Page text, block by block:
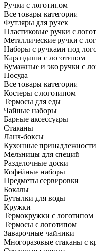
Ручки с логотипом
Все товары категории
Футляры для ручек
Пластиковые ручки с
Металлические ручки с
Наборы с ручками под
Карандаши с логотипом
Бумажные и эко ручки с
Посуда
Все товары категории
Костеры с логотипом
Термосы для еды
Чайные наборы
Барные аксессуары
Стаканы
Ланч-боксы
Кухонные принадлежности
Мельницы для специй
Разделочные доски
Кофейные наборы
Предметы сервировки
Бокалы
Бутылки для воды
Кружки
Термокружки с логотипом
Термосы с логотипом
Заварочные чайники
Многоразовые стаканы с